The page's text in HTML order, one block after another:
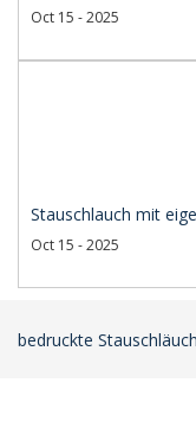
Oct 15 - 2025
Stauschlauch mit
Oct 15 - 2025
bedruckte